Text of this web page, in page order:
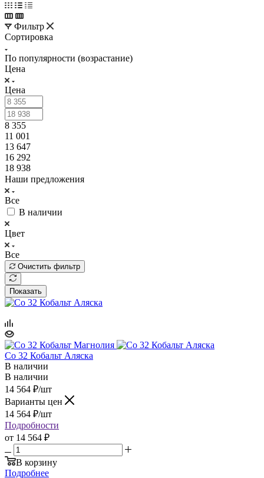
Фильтр
Сортировка
По популярности (возрастание)
Цена
Цена
8 355
11 001
13 647
16 292
18 938
Наши предложения
Все
В наличии
Цвет
Все
Очистить фильтр
Показать
Co 32 Кобальт Аляска
В наличии
В наличии
14 564 ₽/шт
Варианты цен
14 564 ₽/шт
Подробности
от 14 564 ₽
В корзину
Подробнее